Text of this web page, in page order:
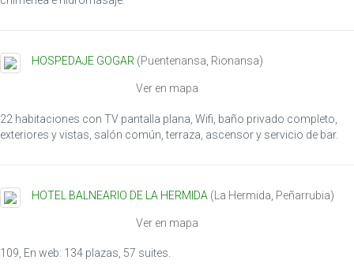
HOSPEDAJE GOGAR (Puentenansa Rionansa)
Ver en mapa
22 habitaciones con TV pantalla plana, Wifi, baño privado completo,
exteriores y vistas, salón común, terraza, ascensor y servicio de bar.
HOTEL BALNEARIO DE LA HERMIDA (La Hermida Peñarrubia)
Ver en mapa
109, En web: 134 plazas, 57 suites.